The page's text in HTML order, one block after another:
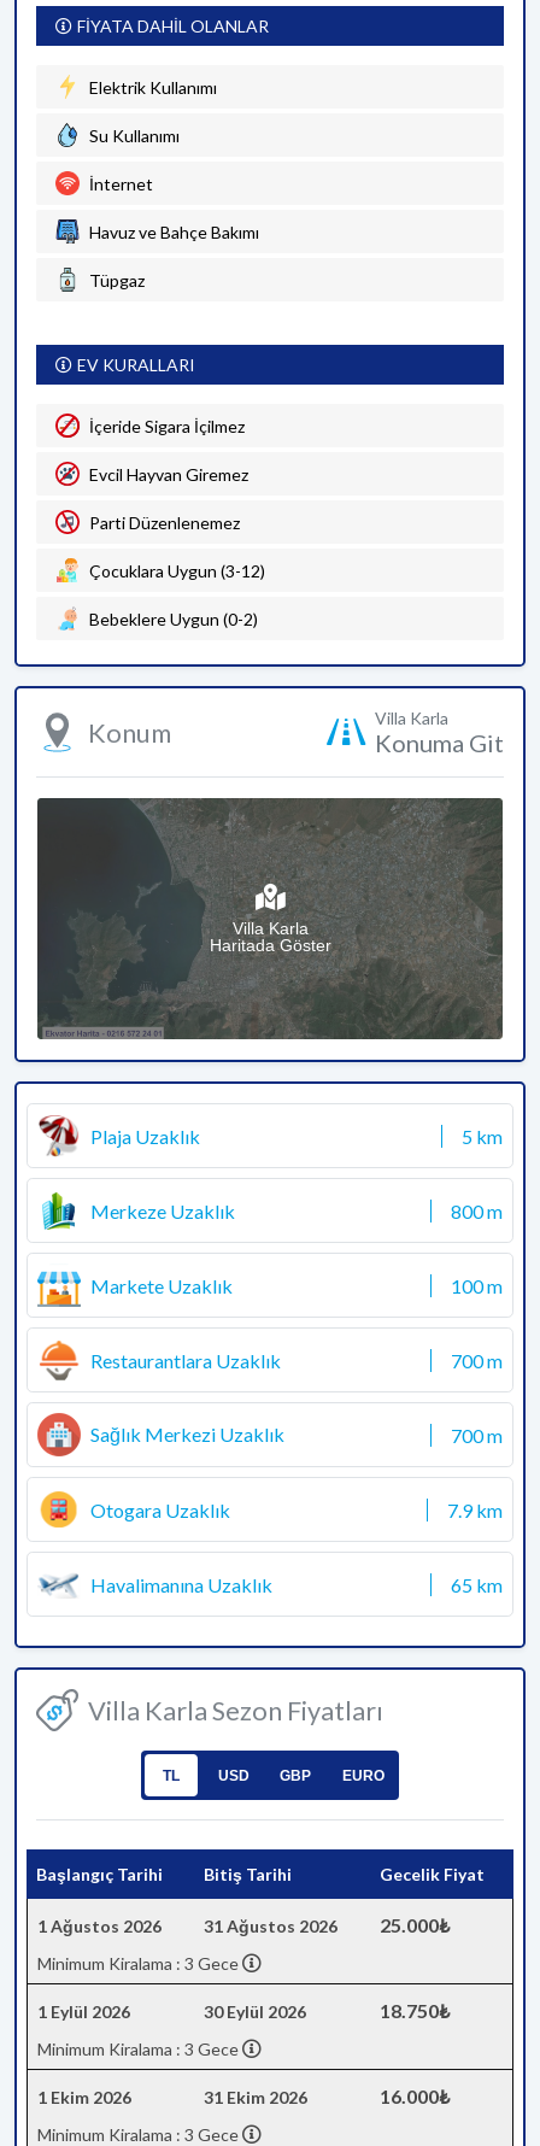
FİYATA DAHİL OLANLAR
Elektrik Kullanımı
Su Kullanımı
İnternet
Havuz ve Bahçe Bakımı
Tüpgaz
EV KURALLARI
İçeride Sigara İçilmez
Evcil Hayvan Giremez
Parti Düzenlenemez
Çocuklara Uygun (3-12)
Bebeklere Uygun (0-2)
Konum Villa Karla
Konuma Git
Villa Karla
Haritada Göster
Plaja Uzaklık 5 km
Merkeze Uzaklık 800 m
Markete Uzaklık 100 m
Restaurantlara Uzaklık 700 m
Sağlık Merkezi Uzaklık 700 m
Otogara Uzaklık 7.9 km
Havalimanına Uzaklık 65 km
Villa Karla Sezon Fiyatları
TL USD GBP EURO
Başlangıç Tarihi Bitiş Tarihi Gecelik Fiyat
1 Ağustos 2026 31 Ağustos 2026 25.000₺
Minimum Kiralama : 3 Gece
1 Eylül 2026 30 Eylül 2026 18.750₺
Minimum Kiralama : 3 Gece
1 Ekim 2026 31 Ekim 2026 16.000₺
Minimum Kiralama : 3 Gece